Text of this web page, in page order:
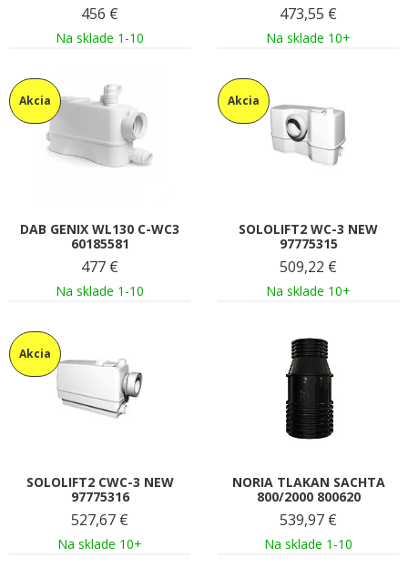
456 €
Na sklade 1-10
473,55 €
Na sklade 10+
Akcia
DAB GENIX WL130 C-WC3
60185581
477 €
Na sklade 1-10
Akcia
SOLOLIFT2 WC-3 NEW
97775315
509,22 €
Na sklade 10+
Akcia
SOLOLIFT2 CWC-3 NEW
97775316
527,67 €
Na sklade 10+
NORIA TLAKAN SACHTA
800/2000 800620
539,97 €
Na sklade 1-10